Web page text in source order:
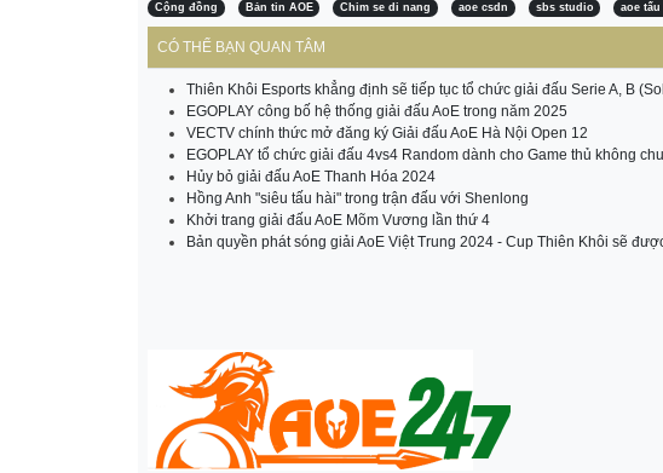
Cộng đồng Bản tin AOE Chim se di nang aoe csdn sbs studio aoe tấu
CÓ THỂ BẠN QUAN TÂM
Thiên Khôi Esports khẳng định sẽ tiếp tục tổ chức giải đấu Serie A, B
EGOPLAY công bố hệ thống giải đấu AoE trong năm 2025
VECTV chính thức mở đăng ký Giải đấu AoE Hà Nội Open 12
EGOPLAY tổ chức giải đấu 4vs4 Random dành cho Game thủ không
Hủy bỏ giải đấu AoE Thanh Hóa 2024
Hồng Anh "siêu tấu hài" trong trận đấu với Shenlong
Khởi trang giải đấu AoE Mõm Vương lần thứ 4
Bản quyền phát sóng giải AoE Việt Trung 2024 - Cup Thiên Khôi sẽ